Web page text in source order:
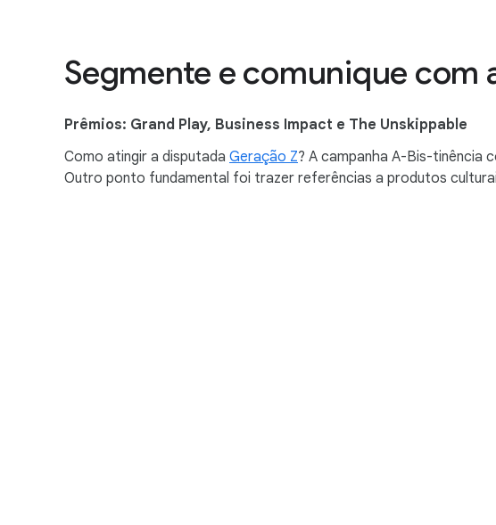
Segmente e comunique com
Prêmios: Grand Play, Business Impact e The Unskippable
Como atingir a disputada Geração Z? A campanha A-Bis-tinência
Outro ponto fundamental foi trazer referências a produtos